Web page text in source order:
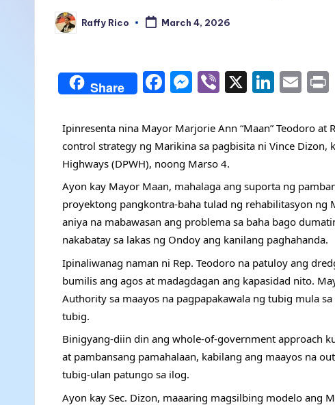
Raffy Rico March 4, 2026
Share
F
c
e
b
o
o
k
M
s
s
e
n
g
er
Vi
er
X
Li
k
e
n
E
ai
l
Ipinresenta nina Mayor Marjorie Ann “Maan” Teodoro at
control strategy ng Marikina sa pagbisita ni Vince
Highways (DPWH), noong Marso 4.
Ayon kay Mayor Maan, mahalaga ang suporta ng
proyektong pangkontra-baha tulad ng rehabilitasyon ng
aniya na mabawasan ang problema sa baha bago
nakabatay sa lakas ng Ondoy ang kanilang paghahanda.
Ipinaliwanag naman ni Rep. Teodoro na patuloy ang
bumilis ang agos at madagdagan ang kapasidad nito.
Authority sa maayos na pagpapakawala ng tubig mula
tubig.
Binigyang-diin din ang whole-of-government approach
at pambansang pamahalaan, kabilang ang maayos na
tubig-ulan patungo sa ilog.
Ayon kay Sec. Dizon, maaaring magsilbing modelo ang